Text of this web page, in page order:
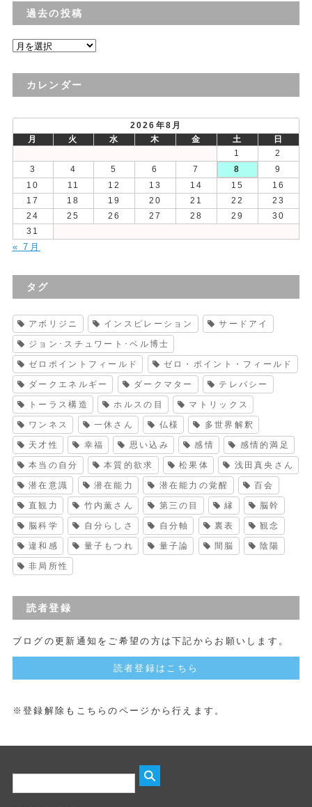
過去の投稿
過
の
カレンダー
2026年8月
月
火 水 木 金 土
日
1
2
3
4 5 6 7 8
9
10
11 12 13 14 15
16
17
18 19 20 21 22
23
24
25 26 27 28 29
30
31
« 7月
タグ
アボリジニ インスピレーション サードアイ
ジョン･スチュワート･ベル博士
ゼロポイントフィールド ゼロ・ポイント・フィールド
ダークエネルギー ダークマター テレパシー
トーラス構造 ホルスの目 マトリックス
ワンネス 一休さん 仏様 多世界解釈
天才性 幸福 思い込み 感情 感情的満足
本当の自分 本質的欲求 松果体 浅田真央さん
潜在意識 潜在能力 潜在能力の覚醒 百会
直観力 竹内薫さん 第三の目 縁 脳幹
脳科学 自分らしさ 自分軸 裏表 観念
違和感 量子もつれ 量子論 間脳 陰陽
非局所性
読者登録
ブログの更新通知をご希望の方は下記からお願いします。
読者登録はこちら
※登録解除もこちらのページから行えます。